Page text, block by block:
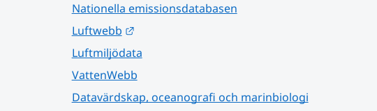
Nationella emissionsdatabasen
Luftwebb
Länk till annan webbplats.
Luftmiljödata
VattenWebb
Datavärdskap, oceanografi och marinbiologi